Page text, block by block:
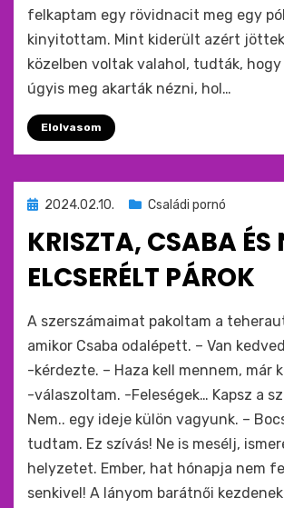
felkaptam egy rövidnacit meg egy
kinyitottam. Mint kiderült azért
közelben voltak valahol, tudták,
úgyis meg akarták nézni, hol…
Elolvasom
Beküldve
2024.02.10. Családi pornó
KRISZTA, CSABA ÉS
ELCSERÉLT PÁROK
monkey
A szerszámaimat pakoltam a
amikor Csaba odalépett. – Van
-kérdezte. – Haza kell mennem, már
-válaszoltam. -Feleségek… Kapsz a
Nem.. egy ideje külön vagyunk. –
tudtam. Ez szívás! Ne is mesélj,
helyzetet. Ember, hat hónapja nem
senkivel! A lányom barátnői